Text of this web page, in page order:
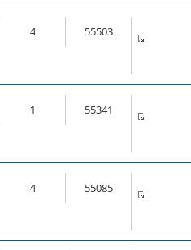
4 55503
1 55341
4 55085